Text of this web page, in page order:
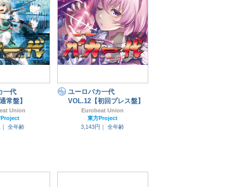
一代
常盤】
Union
全年齢
ユーロバカ一代
VOL.12【初回プレス盤】
Eurobeat Union
東方Project
3,143円｜
全年齢